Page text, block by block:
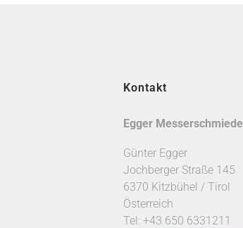
Kontakt
Egger Messerschmiede
Günter Egger
Jochberger Straße 145
6370 Kitzbühel / Tirol
Österreich
Tel: +43 650 6331211